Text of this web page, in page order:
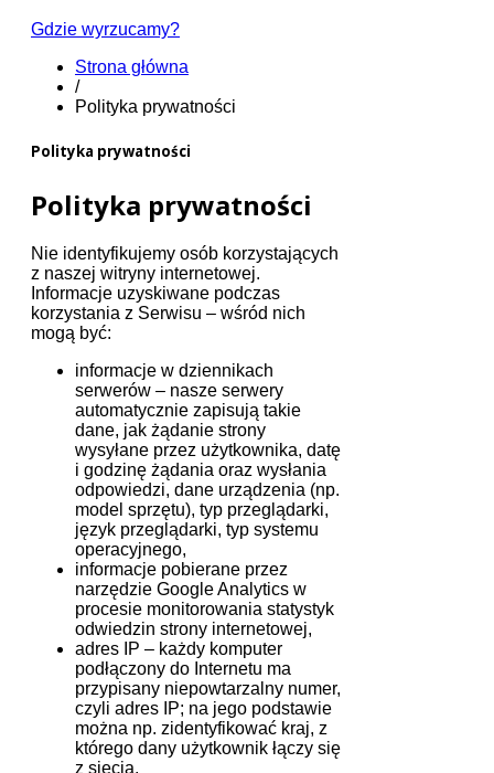
Gdzie wyrzucamy?
Strona główna
/
Polityka prywatności
Polityka prywatności
Polityka prywatności
Nie identyfikujemy osób korzystających
z naszej witryny internetowej.
Informacje uzyskiwane podczas
korzystania z Serwisu – wśród nich
mogą być:
informacje w dziennikach
serwerów – nasze serwery
automatycznie zapisują takie
dane, jak żądanie strony
wysyłane przez użytkownika, datę
i godzinę żądania oraz wysłania
odpowiedzi, dane urządzenia (np.
model sprzętu), typ przeglądarki,
język przeglądarki, typ systemu
operacyjnego,
informacje pobierane przez
narzędzie Google Analytics w
procesie monitorowania statystyk
odwiedzin strony internetowej,
adres IP – każdy komputer
podłączony do Internetu ma
przypisany niepowtarzalny numer,
czyli adres IP; na jego podstawie
można np. zidentyfikować kraj, z
którego dany użytkownik łączy się
z siecią,